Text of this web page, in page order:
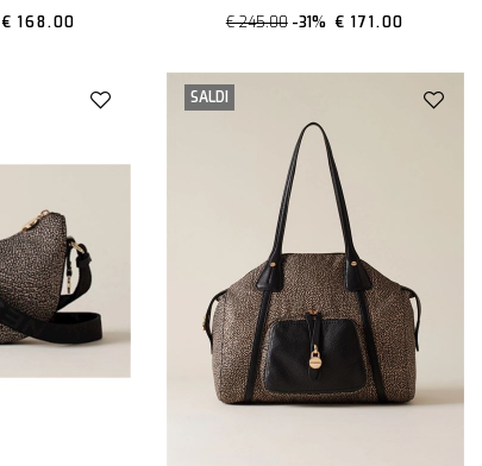
€ 168.00 € 245.00 -31% € 171.00
SALDI